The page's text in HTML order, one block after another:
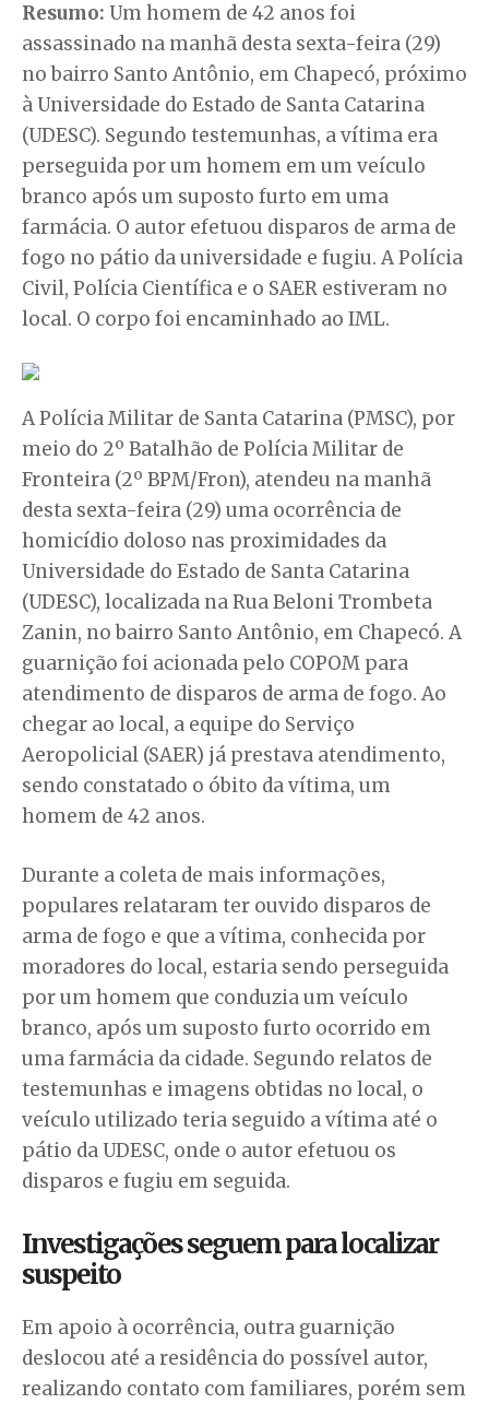
Resumo: Um homem de 42 anos foi
assassinado na manhã desta sexta-feira (29)
no bairro Santo Antônio, em Chapecó, próximo
à Universidade do Estado de Santa Catarina
(UDESC). Segundo testemunhas, a vítima era
perseguida por um homem em um veículo
branco após um suposto furto em uma
farmácia. O autor efetuou disparos de arma de
fogo no pátio da universidade e fugiu. A Polícia
Civil, Polícia Científica e o SAER estiveram no
local. O corpo foi encaminhado ao IML.
A Polícia Militar de Santa Catarina (PMSC), por
meio do 2º Batalhão de Polícia Militar de
Fronteira (2º BPM/Fron), atendeu na manhã
desta sexta-feira (29) uma ocorrência de
homicídio doloso nas proximidades da
Universidade do Estado de Santa Catarina
(UDESC), localizada na Rua Beloni Trombeta
Zanin, no bairro Santo Antônio, em Chapecó. A
guarnição foi acionada pelo COPOM para
atendimento de disparos de arma de fogo. Ao
chegar ao local, a equipe do Serviço
Aeropolicial (SAER) já prestava atendimento,
sendo constatado o óbito da vítima, um
homem de 42 anos.
Durante a coleta de mais informações,
populares relataram ter ouvido disparos de
arma de fogo e que a vítima, conhecida por
moradores do local, estaria sendo perseguida
por um homem que conduzia um veículo
branco, após um suposto furto ocorrido em
uma farmácia da cidade. Segundo relatos de
testemunhas e imagens obtidas no local, o
veículo utilizado teria seguido a vítima até o
pátio da UDESC, onde o autor efetuou os
disparos e fugiu em seguida.
Investigações seguem para localizar
suspeito
Em apoio à ocorrência, outra guarnição
deslocou até a residência do possível autor,
realizando contato com familiares, porém sem